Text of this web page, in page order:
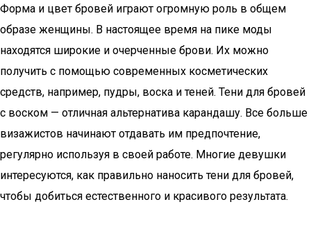
Форма и цвет бровей играют огромную роль в общем
образе женщины. В настоящее время на пике моды
находятся широкие и очерченные брови. Их можно
получить с помощью современных косметических
средств, например, пудры, воска и теней. Тени для бровей
с воском — отличная альтернатива карандашу. Все больше
визажистов начинают отдавать им предпочтение,
регулярно используя в своей работе. Многие девушки
интересуются, как правильно наносить тени для бровей,
чтобы добиться естественного и красивого результата.